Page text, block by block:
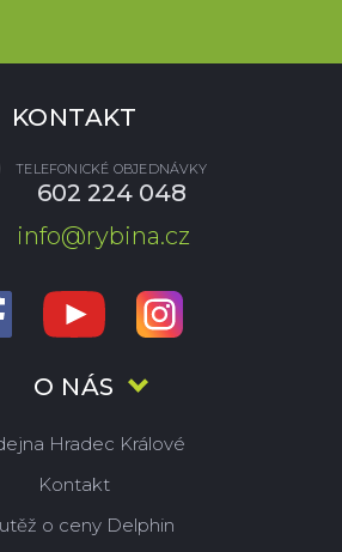
O NÁS
Hradec Králové
Kontakt
o ceny Delphin
KONTAKT
TELEFONICKÉ OBJEDNÁVKY
602 224 048
info@rybina.cz